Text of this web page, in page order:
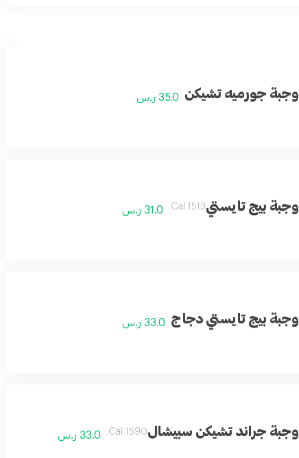
وجبة جورميه تشيكن 35.0 ر.س
وجبة بيج تايستي1513 Cal. 31.0 ر.س
وجبة بيج تايستي دجاج 33.0 ر.س
وجبة جراند تشيكن سبيشال1590 Cal. 33.0 ر.س